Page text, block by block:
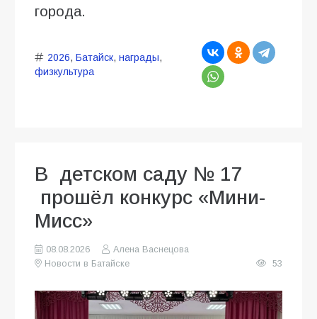
города.
2026, Батайск, награды,
физкультура
В детском саду № 17
прошёл конкурс «Мини-
Мисс»
08.08.2026
Алена Васнецова
Новости в Батайске
53